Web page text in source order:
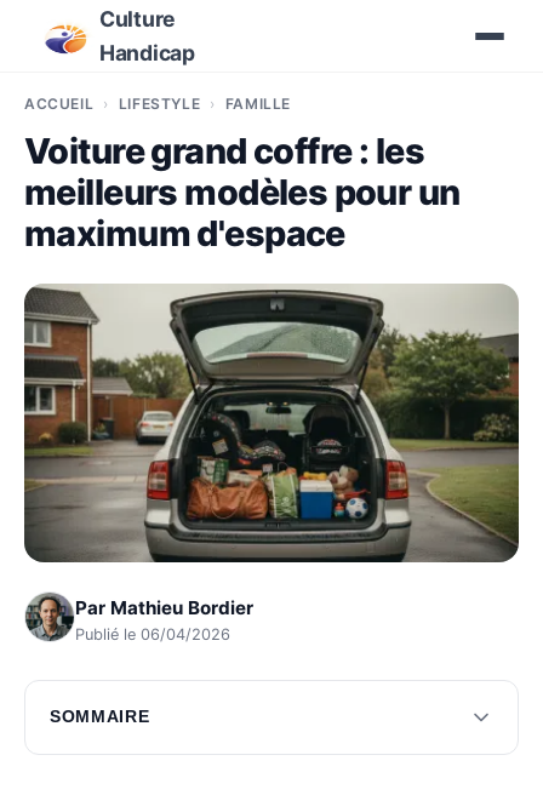
Culture
Handicap
ACCUEIL LIFESTYLE FAMILLE
Voiture grand coffre : les
meilleurs modèles pour un
maximum d'espace
Par Mathieu Bordier
Publié le 06/04/2026
SOMMAIRE
Voitures familiales avec un espace de